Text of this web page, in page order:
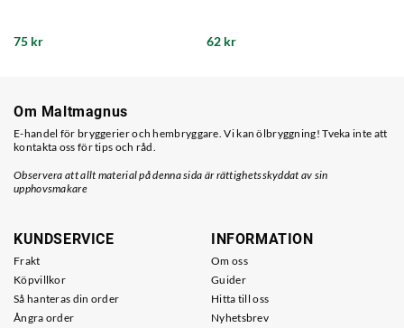
75 kr 62 kr
Om Maltmagnus
E-handel för bryggerier och hembryggare. Vi kan ölbryggning! Tveka inte att
kontakta oss för tips och råd.
Observera att allt material på denna sida är rättighetsskyddat av sin
upphovsmakare
KUNDSERVICE
Frakt
Köpvillkor
Så hanteras din order
Ångra order
INFORMATION
Om oss
Guider
Hitta till oss
Nyhetsbrev